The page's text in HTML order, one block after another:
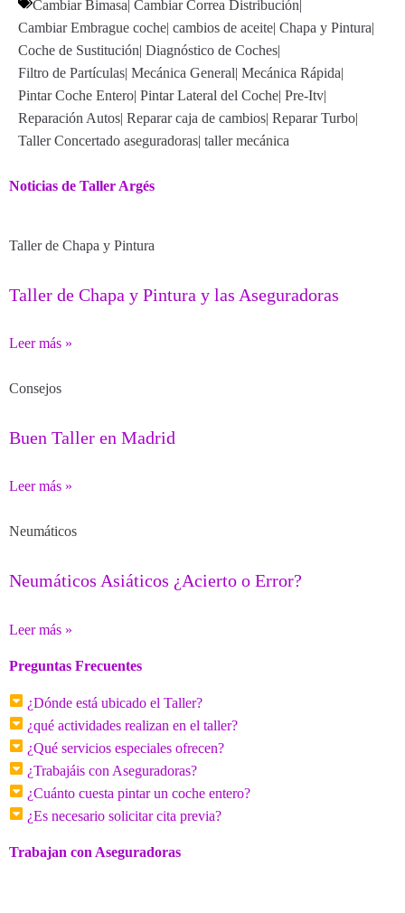
Cambiar Bimasa Cambiar Correa Distribución
Cambiar Embrague coche| cambios de aceite| Chapa y Pintura|
Coche de Sustitución| Diagnóstico de Coches|
Filtro de Partículas| Mecánica General| Mecánica Rápida|
Pintar Coche Entero| Pintar Lateral del Coche| Pre-Itv|
Reparación Autos| Reparar caja de cambios| Reparar Turbo|
Taller Concertado aseguradoras| taller mecánica
Noticias de Taller Argés
Taller de Chapa y Pintura
Taller de Chapa y Pintura y las Aseguradoras
Leer más »
Consejos
Buen Taller en Madrid
Leer más »
Neumáticos
Neumáticos Asiáticos ¿Acierto o Error?
Leer más »
Preguntas Frecuentes
¿Dónde está ubicado el Taller?
¿qué actividades realizan en el taller?
¿Qué servicios especiales ofrecen?
¿Trabajáis con Aseguradoras?
¿Cuánto cuesta pintar un coche entero?
¿Es necesario solicitar cita previa?
Trabajan con Aseguradoras